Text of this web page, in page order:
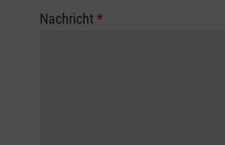
Nachricht*